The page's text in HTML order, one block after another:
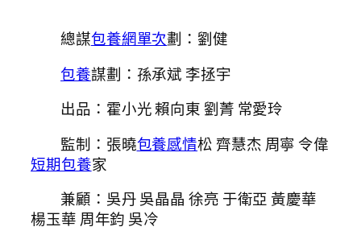
總謀包養網單次劃：劉健
包養謀劃：孫承斌 李拯宇
出品：霍小光 賴向東 劉菁 常愛玲
監制：張曉包養感情松 齊慧杰 周寧 令偉
短期包養家
兼顧：吳丹 吳晶晶 徐亮 于衛亞 黃慶華
楊玉華 周年鈞 吳冷